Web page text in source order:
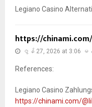
Legiano Casino
https://
ဇွန် 27, 2026 at 3:06
References:
Legiano Casino
https://chinami.com/